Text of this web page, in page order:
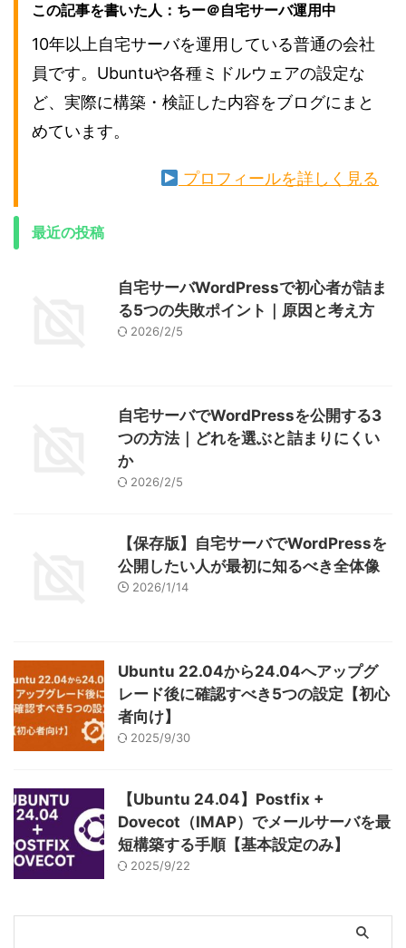
この記事を書いた人：ちー＠自宅サーバ運用中
10年以上自宅サーバを運用している普通の会社
員です。Ubuntuや各種ミドルウェアの設定な
ど、実際に構築・検証した内容をブログにまと
めています。
プロフィールを詳しく見る
最近の投稿
自宅サーバWordPressで初心者が詰ま
る5つの失敗ポイント｜原因と考え方
2026/2/5
自宅サーバでWordPressを公開する3
つの方法｜どれを選ぶと詰まりにくい
か
2026/2/5
【保存版】自宅サーバでWordPressを
公開したい人が最初に知るべき全体像
2026/1/14
Ubuntu 22.04から24.04へアップグ
レード後に確認すべき5つの設定【初心
者向け】
2025/9/30
【Ubuntu 24.04】Postfix +
Dovecot（IMAP）でメールサーバを最
短構築する手順【基本設定のみ】
2025/9/22